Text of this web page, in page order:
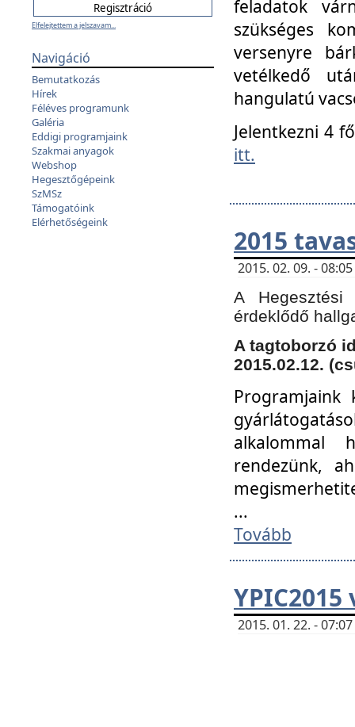
Elfelejtettem a jelszavam...
Navigáció
Bemutatkozás
Hírek
Féléves programunk
Galéria
Eddigi programjaink
Szakmai anyagok
Webshop
Hegesztőgépeink
SzMSz
Támogatóink
Elérhetőségeink
feladatok
szükséges
versenyre
vetélkedő
hangulatú
Jelentkezni 4
itt.
2015
2015. 02. 09. -
A
érdeklődő
A tagtoborzó
2015.02.12.
Programjaink
alkalommal
rendezünk,
...
Tovább
YPIC2015
2015. 01. 22. -